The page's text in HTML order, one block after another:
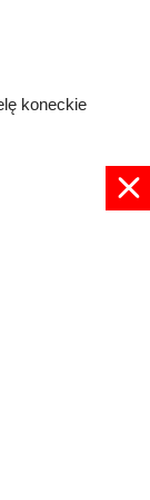
koneckie